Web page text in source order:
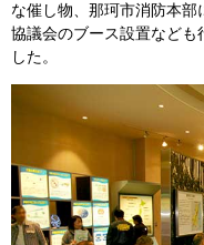
な催し物、那珂市消防本
協議会のブース設置なども
した。